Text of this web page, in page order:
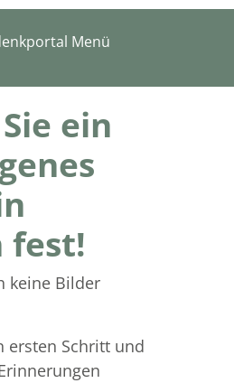
Menü
ein
fest!
keine Bilder
ersten Schritt und